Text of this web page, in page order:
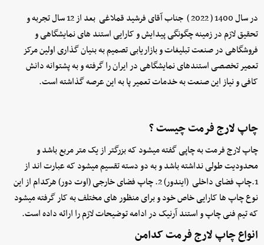
در سال 1400 ( 2022 ) جناب آقای فرشید قملاغی بعد از 12 سال تجربه و
تحقیق لازم در زمینه چگونگی پیدایش و کارایی استند های نمایشگاهی و
فروشگاهی در صنعت تبلیغات و بازاریابی تصمیم به بنیان گذاری اولین مرکز
تعمیر تخصصی استندهای نمایشگاهی در ایران را گرفته و به پشتوانه دانش
کافی و نیاز این صنعت به خدمات تعمیر پا به این عرصه گذاشته است.
چاپ لارج فرمت چیست ؟
چاپ لارج فرمت به چاپی گفته میشود که بزرگتر از یک متر مربع باشد و
محدودیت طولی نداشته باشد و به دو دسته تقسیم میشود که عبارت اند از
1.چاپ فضای داخلی (ایندور) 2. چاپ فضای خارجی (اوت دور) هرکدام از این
نوع چاپ ها کارایی خاص خود و برای منظور های مختلف به کار گرفته میشود
که تیم فنی چاپ و استند آرنیک در ادامه توضیحات لازم را ارائه داده است.
انواع چاپ لارج فرمت کدامن